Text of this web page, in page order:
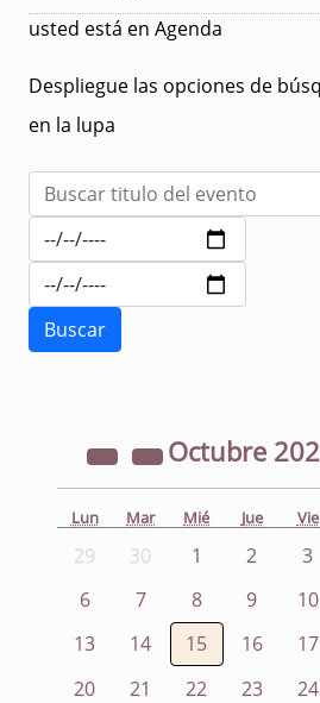
usted está en Agenda
Despliegue las opciones de
en la lupa
Octubre
Lun Mar Mié Jue Vie
29 30 1 2 3
6
7 8 9 10
13
14 15 16 17
20
21 22 23 24